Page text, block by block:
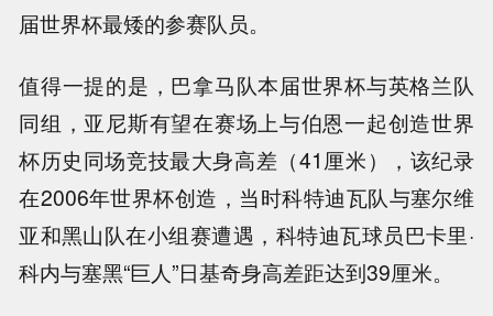
届世界杯最矮的参赛队员。
值得一提的是，巴拿马队本届世界杯与英格兰队
同组，亚尼斯有望在赛场上与伯恩一起创造世界
杯历史同场竞技最大身高差（41厘米），该纪录
在2006年世界杯创造，当时科特迪瓦队与塞尔维
亚和黑山队在小组赛遭遇，科特迪瓦球员巴卡里·
科内与塞黑“巨人”日基奇身高差距达到39厘米。